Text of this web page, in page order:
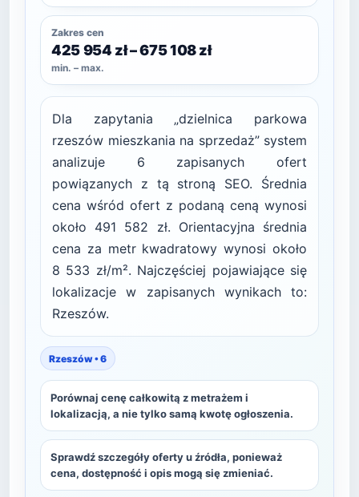
Zakres cen
425 954 zł – 675 108 zł
min. – max.
Dla zapytania „dzielnica parkowa
rzeszów mieszkania na sprzedaż” system
analizuje 6 zapisanych ofert
powiązanych z tą stroną SEO. Średnia
cena wśród ofert z podaną ceną wynosi
około 491 582 zł. Orientacyjna średnia
cena za metr kwadratowy wynosi około
8 533 zł/m². Najczęściej pojawiające się
lokalizacje w zapisanych wynikach to:
Rzeszów.
Rzeszów • 6
Porównaj cenę całkowitą z metrażem i
lokalizacją, a nie tylko samą kwotę ogłoszenia.
Sprawdź szczegóły oferty u źródła, ponieważ
cena, dostępność i opis mogą się zmieniać.